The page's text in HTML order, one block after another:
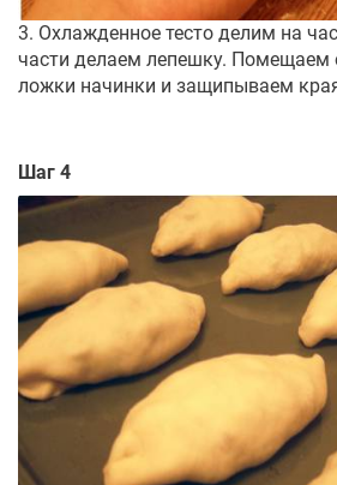
3. Охлажденное тесто делим на
части делаем лепешку. Помещаем
ложки начинки и защипываем
Шаг 4